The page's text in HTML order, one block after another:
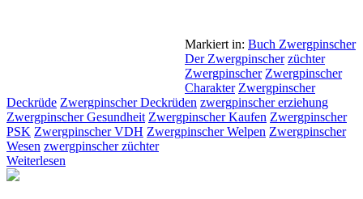
Markiert in: Buch Zwergpinscher
Der Zwergpinscher züchter
Zwergpinscher Zwergpinscher
Charakter Zwergpinscher
Deckrüde Zwergpinscher Deckrüden zwergpinscher erziehung
Zwergpinscher Gesundheit Zwergpinscher Kaufen Zwergpinscher
PSK Zwergpinscher VDH Zwergpinscher Welpen Zwergpinscher
Wesen zwergpinscher züchter
Weiterlesen